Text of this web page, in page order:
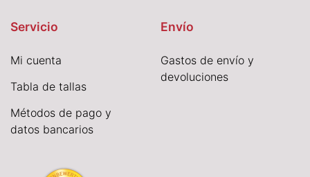
Servicio
Mi cuenta
Tabla de tallas
Métodos de pago y
datos bancarios
Envío
Gastos de envío y
devoluciones